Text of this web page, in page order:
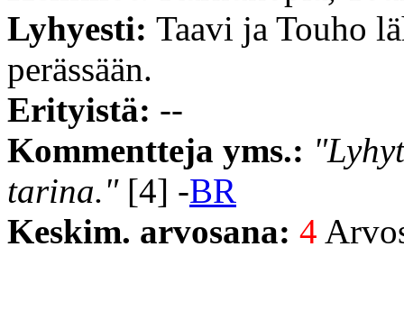
Lyhyesti: Taavi ja Touho
perässään.
Erityistä: --
Kommentteja yms.:
tarina."[4] -BR
Keskim. arvosana: 4